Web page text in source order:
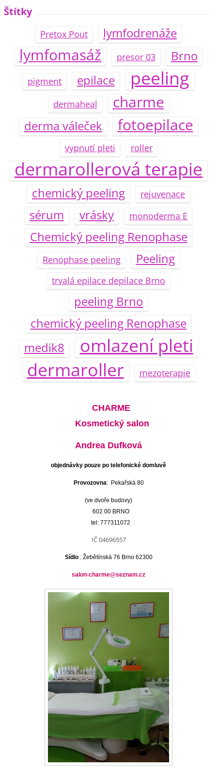
Štítky
Pretox Pout lymfodrenáže
lymfomasáž presor 03 Brno
pigment epilace peeling
dermaheal charme
derma váleček fotoepilace
vypnutí pleti roller
dermarollerová terapie
chemický peeling rejuvenace
sérum vrásky monoderma E
Chemický peeling Renophase
Renophase peeling Peeling
trvalá epilace depilace Brno
peeling Brno
chemický peeling Renophase
medik8
omlazení pleti
dermaroller
mezoterapie
CHARME
Kosmetický salon
Andrea Dufková
objednávky pouze po telefonické domluvě
Provozovna: Pekařská 80
(ve dvoře budovy)
602 00BRNO
tel: 777311072
IČ 04696557
Sídlo: Žebětínská 76 Brno 62300
salon-charme@seznam.cz